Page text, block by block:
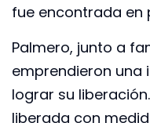
fue encontrada en
Palmero, junto a
emprendieron
lograr su
liberada con